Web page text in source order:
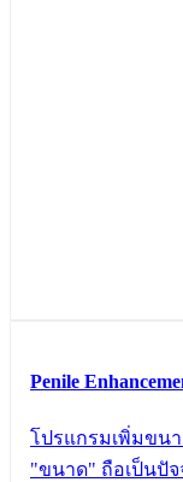
Penile
โปรแกรมเพิ่มขน
"ขนาด" ถือเป็นปั